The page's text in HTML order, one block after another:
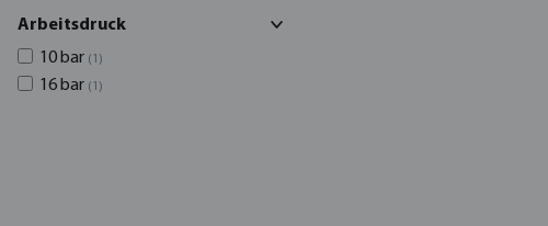
Arbeitsdruck
10 bar (1)
16 bar (1)